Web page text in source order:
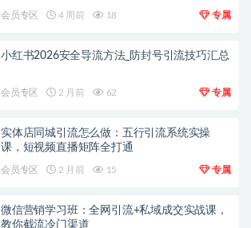
会员专区 4 周前 18 专属
小红书2026安全导流方法_防封号引流技巧汇总
会员专区 2 月前 62 专属
实体店同城引流怎么做：五行引流系统实操
课，短视频直播矩阵全打通
会员专区 2 月前 15 专属
微信营销学习班：全网引流+私域成交实战课，
教你截流冷门渠道